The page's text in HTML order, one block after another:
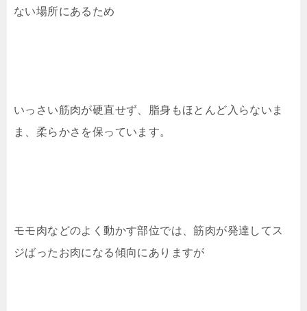
ない場所にあるため
いっさい筋肉が硬直せず、脂身もほとんど入らないま
ま、柔らかさを保っています。
モモ肉などのよく動かす部位では、筋肉が発達してス
ジばったお肉になる傾向にありますが